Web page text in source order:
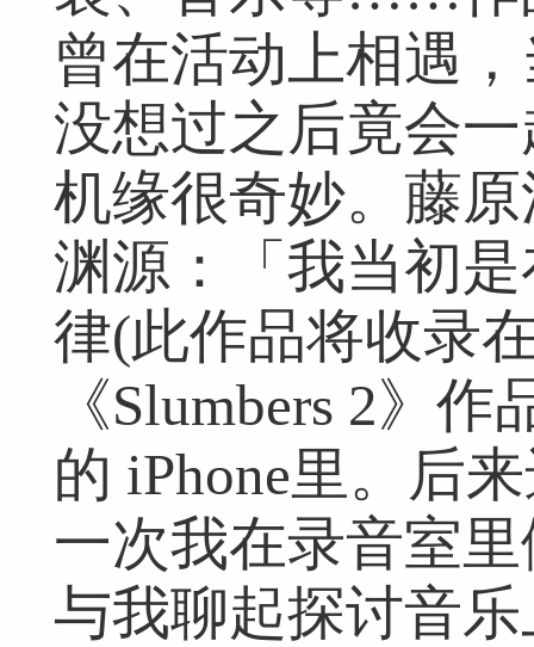
曾在活动上相遇
没想过之后竟会
机缘很奇妙。藤
渊源：「我当初
律(此作品将收录
《Slumbers 2》
的 iPhone里。后
一次我在录音室
与我聊起探讨音
0条 登录名： 密码： 匿名发布 验